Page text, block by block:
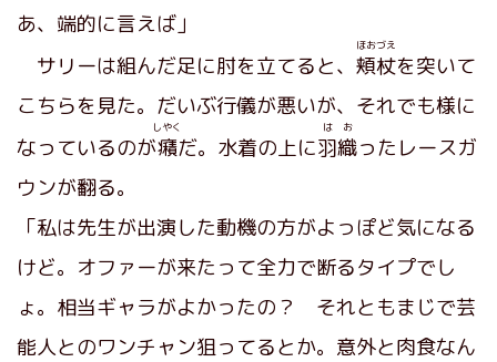
あ、端的に言えば」
サリーは組んだ足に肘を立てると、 頬杖
ほおづえ
を突いて
こちらを見た。だいぶ行儀が悪いが、それでも様に
なっているのが癪
しやく
だ。水着の上に羽織
はお
ったレースガ
ウンが翻る。
「私は先生が出演した動機の方がよっぽど気になる
けど。オファーが来たって全力で断るタイプでし
ょ。相当ギャラがよかったの？ それともまじで芸
能人とのワンチャン狙ってるとか。意外と肉食なん